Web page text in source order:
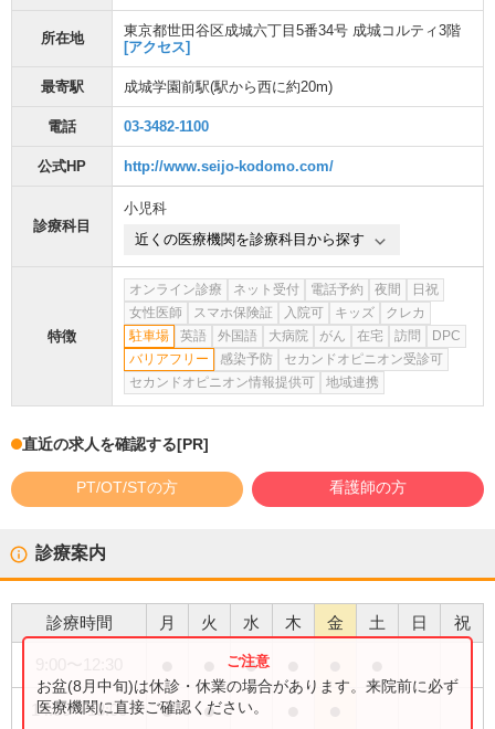
所在地
東京都世田谷区成城六丁目5番34号 成城コルティ3階
[アクセス]
最寄駅 成城学園前駅(駅から西に約20m)
電話 03-3482-1100
公式HP http://www.seijo-kodomo.com/
診療科目
小児科
近くの医療機関を診療科目から探す
特徴
オンライン診療 ネット受付 電話予約 夜間
日祝
女性医師
スマホ保険証 入院可 キッズ
クレカ
駐車場
英語 外国語 大病院 がん 在宅 訪問
DPC
バリアフリー
感染予防
セカンドオピニオン受診可
セカンドオピニオン情報提供可
地域連携
直近の求人を確認する[PR]
PT/OT/STの方 看護師の方
診療案内
診療時間 月 火 水 木 金 土 日 祝
●
14:30〜18:00 ● ●
お盆(8月中旬)は休診・休業の場合があります。来院前に必ず
医療機関に直接ご確認ください。